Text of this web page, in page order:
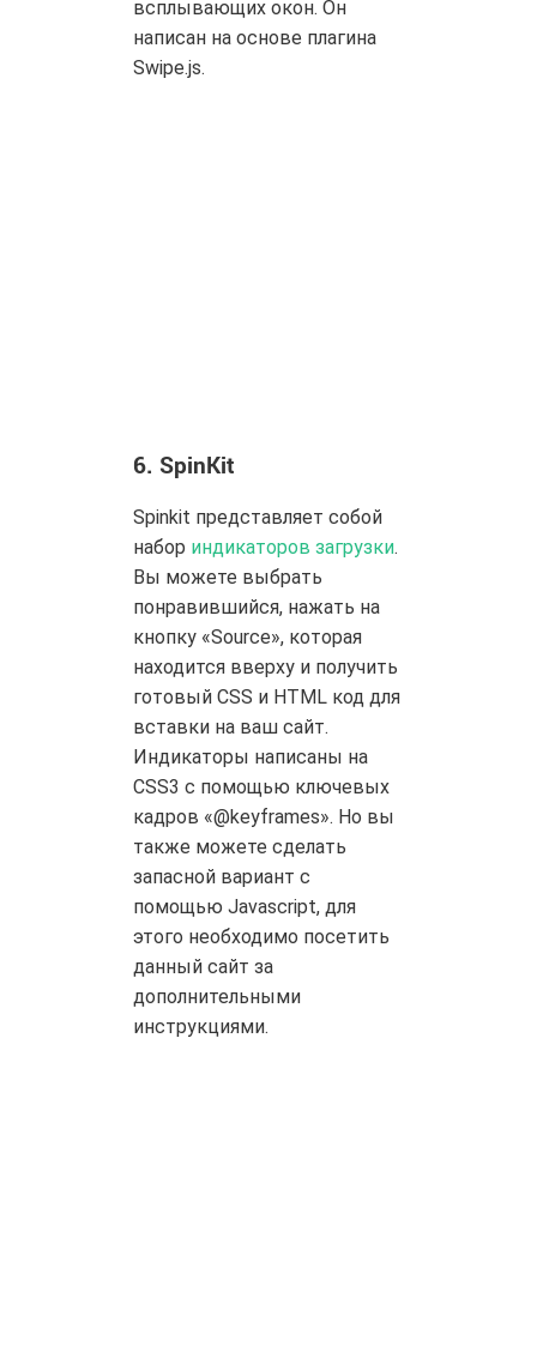
всплывающих окон. Он
написан на основе плагина
Swipe.js.
6. SpinKit
Spinkit представляет собой
набор индикаторов загрузки.
Вы можете выбрать
понравившийся, нажать на
кнопку «Source», которая
находится вверху и получить
готовый CSS и HTML код для
вставки на ваш сайт.
Индикаторы написаны на
CSS3 с помощью ключевых
кадров «@keyframes». Но вы
также можете сделать
запасной вариант с
помощью Javascript, для
этого необходимо посетить
данный сайт за
дополнительными
инструкциями.